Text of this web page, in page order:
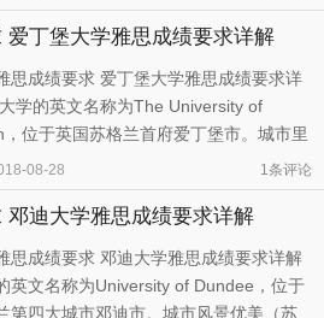
而且休闲娱乐设施丰富，可以说是应有
的曼彻斯特大学由两所大学在2004年合
丁堡大学雅思成绩要求详解
思成绩要求 爱丁堡大学雅思成绩要求详
学的英文名称为The University of
位于英国苏格兰首府爱丁堡市。城市里
并存，不仅拥有众多的博物馆、美术
富的夜生活和各种娱乐活动。交通便
美，被认为是世界上最宜居的城市之
08-28 1条评论
迪大学雅思成绩要求详解
思成绩要求 邓迪大学雅思成绩要求详解
英文名称为University of Dundee，位于
第四大城市邓迪市。城市风景优美（苏